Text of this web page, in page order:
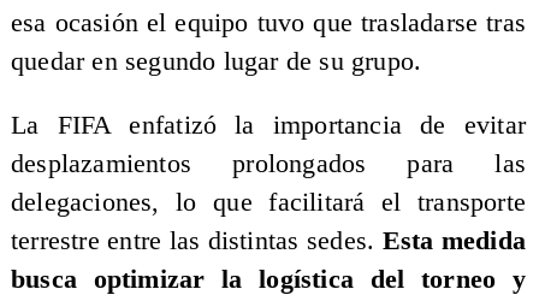
esa ocasión el equipo tuvo que trasladarse tras
quedar en segundo lugar de su grupo.
La FIFA enfatizó la importancia de evitar
desplazamientos prolongados para las
delegaciones, lo que facilitará el transporte
terrestre entre las distintas sedes. Esta medida
busca optimizar la logística del torneo y